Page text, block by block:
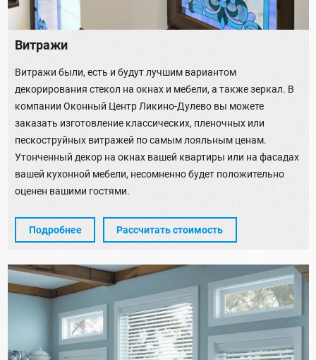
Витражи
Витражи были, есть и будут лучшим вариантом
декорирования стекол на окнах и мебели, а также зеркал. В
компании Оконный Центр Ликино-Дулево вы можете
заказать изготовление классических, пленочных или
пескоструйных витражей по самым лояльным ценам.
Утонченный декор на окнах вашей квартиры или на фасадах
вашей кухонной мебели, несомненно будет положительно
оценен вашими гостями.
Подробнее Рассчитать стоимость